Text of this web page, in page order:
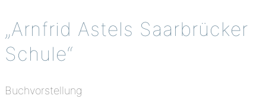
„Arnfrid Astels Saarbrücker
Schule“
Buchvorstellung